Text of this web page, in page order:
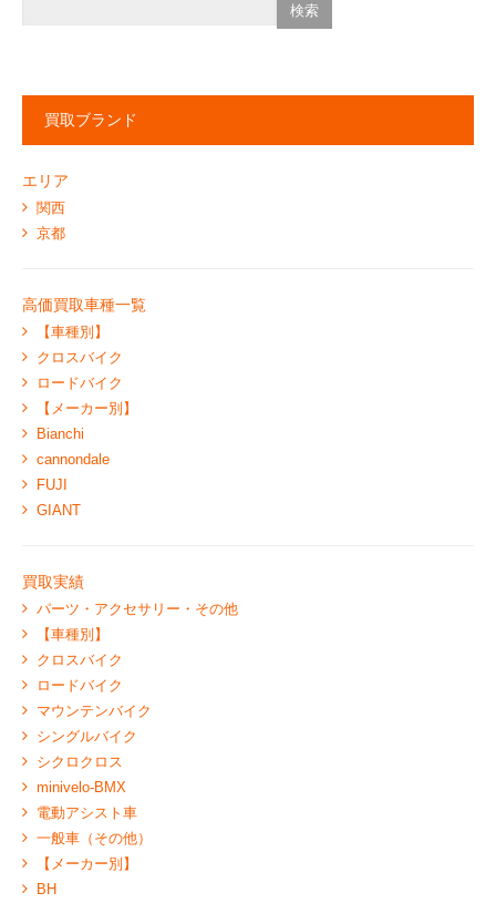
買取ブランド
エリア
関西
京都
高価買取車種一覧
【車種別】
クロスバイク
ロードバイク
【メーカー別】
Bianchi
cannondale
FUJI
GIANT
買取実績
パーツ・アクセサリー・その他
【車種別】
クロスバイク
ロードバイク
マウンテンバイク
シングルバイク
シクロクロス
minivelo-BMX
電動アシスト車
一般車（その他）
【メーカー別】
BH